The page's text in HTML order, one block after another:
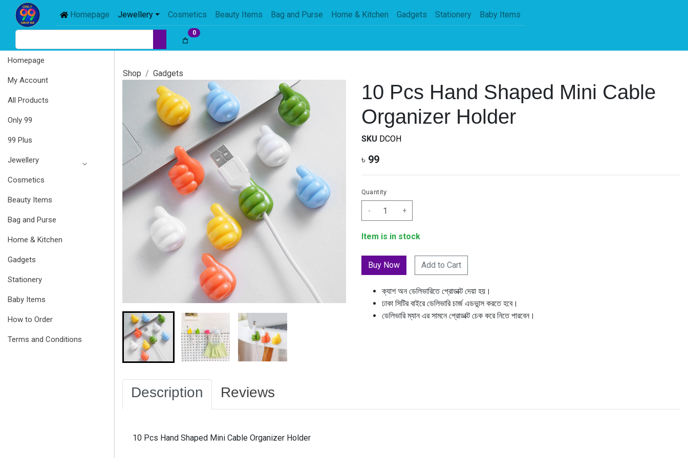
Homepage Jewellery Cosmetics Beauty Items Bag and Purse Home & Kitchen Gadgets Stationery Baby Items
0
Homepage
My Account
All Products
Only 99
99 Plus
Jewellery
Cosmetics
Beauty Items
Bag and Purse
Home & Kitchen
Gadgets
Stationery
Baby Items
How to Order
Terms and Conditions
Shop Gadgets
10 Pcs Hand Shaped Mini Cable
Organizer Holder
SKU DCOH
৳ 99
Quantity
- +
Item is in stock
Add to Cart
ক্যাশ অন ডেলিভারিতে প্রোডাক্ট দেয়া হয়।
ঢাকা সিটির বাইরে ডেলিভারি চার্জ এডভান্স করতে হবে।
ডেলিভারি ম্যান এর সামনে প্রোডাক্ট চেক করে নিতে পারবেন।
Description Reviews
10 Pcs Hand Shaped Mini Cable Organizer Holder